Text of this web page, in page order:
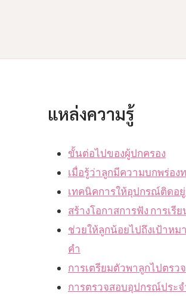
แหล่งความรู้
ขั้นต่อไปของผู้ปกครอง
เมื่อรู้ว่าลูกมีความบกพร่อง
เทคนิคการให้อุปกรณ์ติดอ
สร้างโอกาสการฟัง การเรี
ช่วยให้ลูกน้อยไปถึงเป้าหม
คำ
การเตรียมตัวพาลูกไปตรว
การตรวจสอบอุปกรณ์ประ